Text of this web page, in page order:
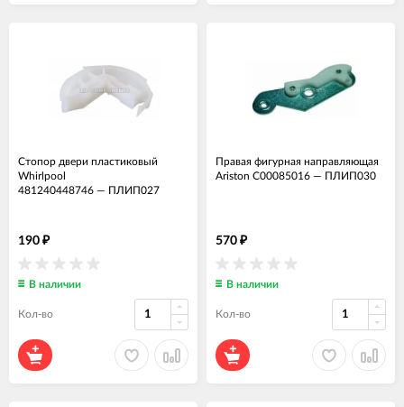
Стопор двери пластиковый
Whirlpool
481240448746 — ПЛИП027
190 ₽
В наличии
Кол-во
Правая фигурная направляющая
Ariston C00085016 — ПЛИП030
570 ₽
В наличии
Кол-во